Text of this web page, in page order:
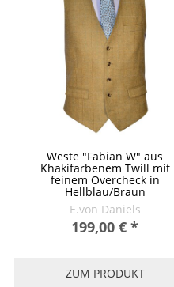
Weste "Fabian W" aus
Khakifarbenem Twill mit
feinem Overcheck in
Hellblau/Braun
E.von Daniels
199,00 € *
ZUM PRODUKT